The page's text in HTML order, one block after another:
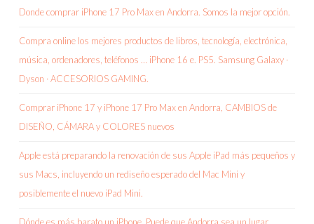
Donde comprar iPhone 17 Pro Max en Andorra. Somos la mejor opción.
Compra online los mejores productos de libros, tecnología, electrónica,
música, ordenadores, teléfonos … iPhone 16 e. PS5. Samsung Galaxy ·
Dyson · ACCESORIOS GAMING.
Comprar iPhone 17 y iPhone 17 Pro Max en Andorra, CAMBIOS de
DISEÑO, CÁMARA y COLORES nuevos
Apple está preparando la renovación de sus Apple iPad más pequeños y
sus Macs, incluyendo un rediseño esperado del Mac Mini y
posiblemente el nuevo iPad Mini.